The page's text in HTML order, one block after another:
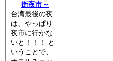
街夜市～
台湾最後の夜
は、やっぱり
夜市に行かな
いと！！！ と
いうことで、